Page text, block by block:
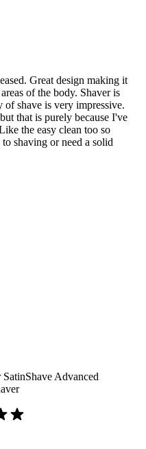
Great design making it
of the body. Shaver is
of shave is very impressive.
that is purely because I've
the easy clean too so
shaving or need a solid
Advanced